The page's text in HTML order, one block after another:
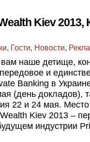
Kiev 2013,
, Гости, Новости,
наше детище,
и
Banking в
(день докладов),
22 и 24 мая.
Kiev 2013 –
индустрии